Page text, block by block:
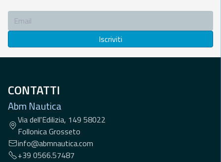
Iscriviti
CONTATTI
Abm Nautica
Via dell'Edilizia, 149 58022
Follonica Grosseto
info@abmnautica.com
+39 0566.57487